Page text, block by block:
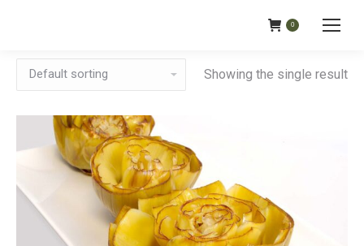
0
Showing the single result